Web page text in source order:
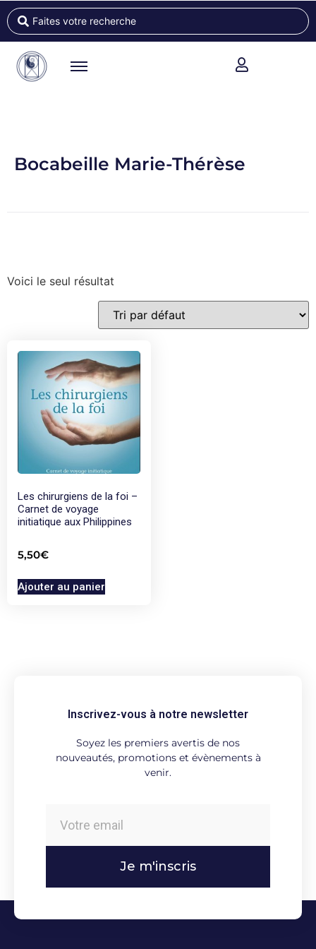
Bocabeille Marie-Thérèse
Voici le seul résultat
Les chirurgiens de la foi –
Carnet de voyage
initiatique aux Philippines
5,50€
Ajouter au panier
Inscrivez-vous à notre newsletter
Soyez les premiers avertis de nos
nouveautés, promotions et évènements à
venir.
Je m'inscris